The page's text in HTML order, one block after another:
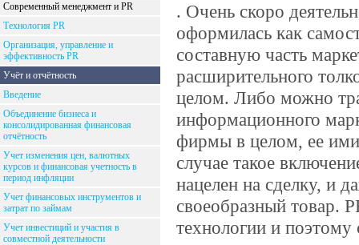
Современный менеджмент и PR
Технология PR
Организация, управление и
эффективность PR
Учёт и отчётность
Введение
Объединение бизнеса и
консолидированная финансовая
отчётность
Учет изменения цен, валютных
курсов и финансовая учетность в
период инфляции
Учет финансовых инструментов и
затрат по займам
Учет инвестиций и участия в
совместной деятельности
. Очень скоро
оформилась как
составную часть
расширительного
целом. Либо можно
информационного
фирмы в целом, ее
случае такое
нацелен на сделку, и
своеобразный товар.
технологии и поэтому